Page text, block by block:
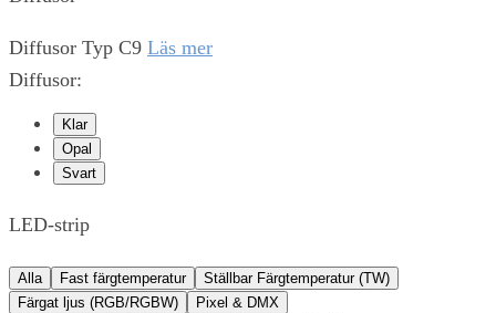
Diffusor Typ C9 Läs mer
Diffusor:
Klar
Opal
Svart
LED-strip
Alla Fast färgtemperatur
Ställbar Färgtemperatur (TW)
Färgat ljus (RGB/RGBW)
Pixel & DMX